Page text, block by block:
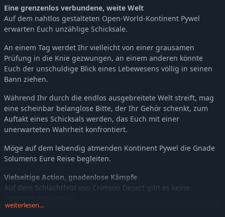
Eine grenzenlos verbundene, weite Welt
Auf dem nahtlos gestalteten Open-World-Kontinent Pywel
erwarten Euch unzählige Schicksale.
An einem Tag werdet Ihr vielleicht von einer grausamen
Prüfung in die Knie gezwungen, an einem anderen könnte
Euch der unschuldige Blick eines Lebewesens völlig in seinen
Bann ziehen.
Während Ihr durch die endlos ausgebreitete Welt streift, mag
eine scheinbar belanglose Bitte, der Ihr Gehör schenkt, zum
Auftakt eines Schicksals werden, das Euch mit einer
unerwarteten Wahrheit konfrontiert.
Möge auf dem lebendig atmenden Kontinent Pywel die Gnade
Solumens Eure Reise begleiten.
Vielseitige Action, gnadenlose Kämpfe
Auf dem Schlachtfeld von Crimson Desert gibt es keine
weiterlesen…